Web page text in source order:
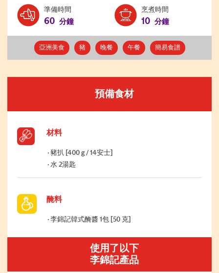
準備時間
60 分鐘
烹煮時間
10 分鐘
亞洲美食 豬 晚餐 午餐 簡易食譜
預備食材
材料
豬扒 [400 g / 14安士]
水 2湯匙
醃料
李錦記韓式醃醬 1包 [50 克]
使用了以下
李錦記產品